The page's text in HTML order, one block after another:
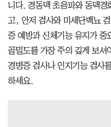
니다. 경동맥 초음파와 동맥경
고, 안저 검사와 미세단백뇨
증 예방과 신체기능 유지가
골밀도를 가장 주의 깊게 보셔
경병증 검사나 인지기능 검사
하세요.